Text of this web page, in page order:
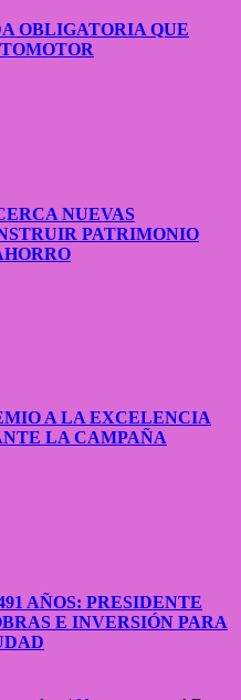
OBLIGATORIA QUE
NUEVAS
PATRIMONIO
A LA EXCELENCIA
LA CAMPAÑA
AÑOS: PRESIDENTE
E INVERSIÓN PARA